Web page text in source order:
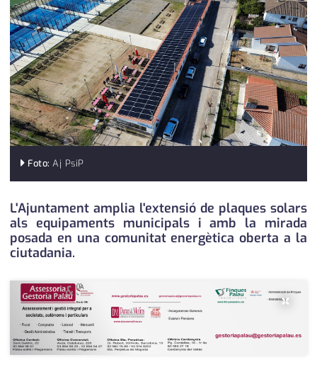
medi ambient
opinió
política
promo serveis
reportatge
societat
editorial
calendari
Foto: Aj PsiP
L'Ajuntament amplia l'extensió de plaques solars
als equipaments municipals i amb la mirada
posada en una comunitat energètica oberta a la
ciutadania.
×